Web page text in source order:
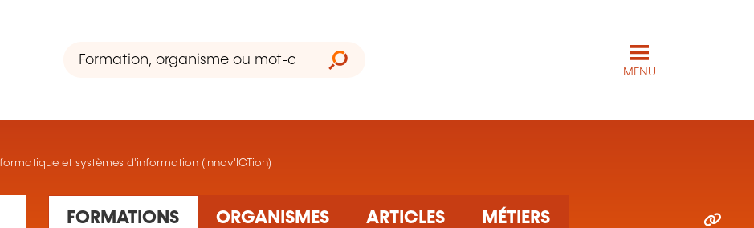
MENU
et systèmes d'information (innov'ICTion)
FORMATIONS ORGANISMES ARTICLES MÉTIERS